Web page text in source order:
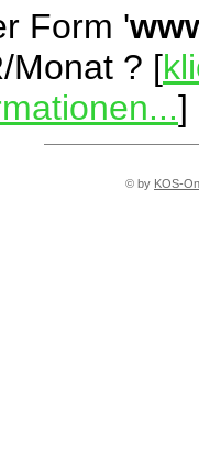
Form '
Monat ? [
]
© by KOS-